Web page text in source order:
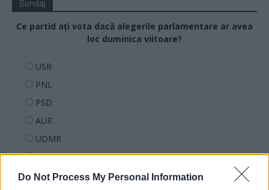
Do Not Process My Personal Information
Sondaj
Ce partid ați vota dacă alegerile parlamentare ar avea
loc duminica viitoare?
USR
PNL
PSD
AUR
UDMR
PMP (Tomac)
Forța Dreptei (L. Orban)